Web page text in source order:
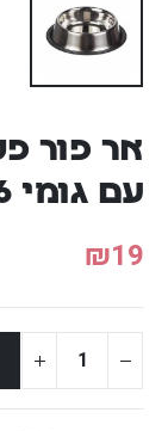
אר פור
עם גומי 16 ס"מ
₪19